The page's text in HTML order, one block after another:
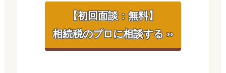
【初回面談：無料】
相続税のプロに相談する ››